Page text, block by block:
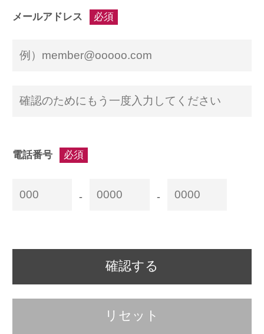
メールアドレス 必須
電話番号 必須
- -
リセット
確認する